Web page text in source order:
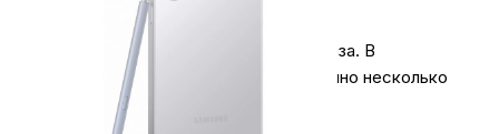
Экономьте время на получении заказа. В
интернет-магазине My Store доступно несколько
вариантов доставки: